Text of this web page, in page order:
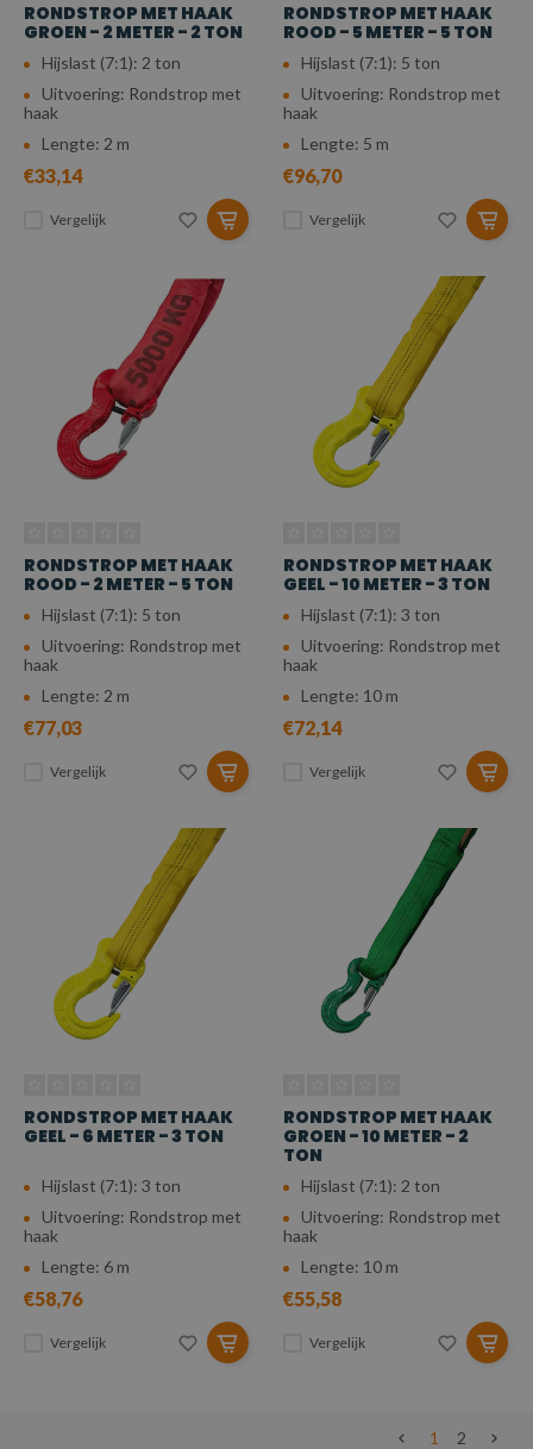
RONDSTROP MET HAAK
GROEN - 2 METER - 2 TON
Hijslast (7:1): 2 ton
Uitvoering: Rondstrop met
haak
Lengte: 2 m
€33,14
Vergelijk
RONDSTROP MET HAAK
ROOD - 5 METER - 5 TON
Hijslast (7:1): 5 ton
Uitvoering: Rondstrop met
haak
Lengte: 5 m
€96,70
Vergelijk
RONDSTROP MET HAAK
ROOD - 2 METER - 5 TON
Hijslast (7:1): 5 ton
Uitvoering: Rondstrop met
haak
Lengte: 2 m
€77,03
Vergelijk
RONDSTROP MET HAAK
GEEL - 10 METER - 3 TON
Hijslast (7:1): 3 ton
Uitvoering: Rondstrop met
haak
Lengte: 10 m
€72,14
Vergelijk
RONDSTROP MET HAAK
GEEL - 6 METER - 3 TON
Hijslast (7:1): 3 ton
Uitvoering: Rondstrop met
haak
Lengte: 6 m
€58,76
Vergelijk
RONDSTROP MET HAAK
GROEN - 10 METER - 2
TON
Hijslast (7:1): 2 ton
Uitvoering: Rondstrop met
haak
Lengte: 10 m
€55,58
Vergelijk
1 2